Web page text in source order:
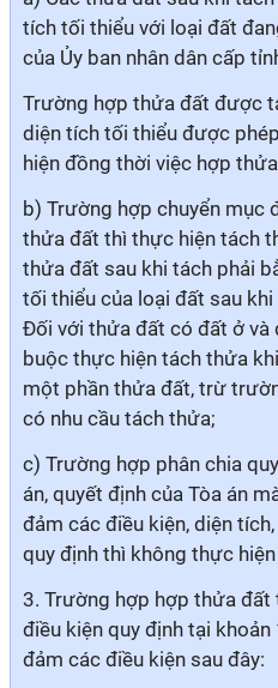
tích tối thiểu với loại đất
của Ủy ban nhân dân cấp
Trường hợp thửa đất được
diện tích tối thiểu được
hiện đồng thời việc hợp
b) Trường hợp chuyển mục
thửa đất thì thực hiện tách
thửa đất sau khi tách phải
tối thiểu của loại đất sau
Đối với thửa đất có đất ở và
buộc thực hiện tách thửa
một phần thửa đất, trừ
có nhu cầu tách thửa;
c) Trường hợp phân chia
án, quyết định của Tòa án
đảm các điều kiện, diện
quy định thì không thực
3. Trường hợp hợp thửa đất
điều kiện quy định tại
đảm các điều kiện sau đây: